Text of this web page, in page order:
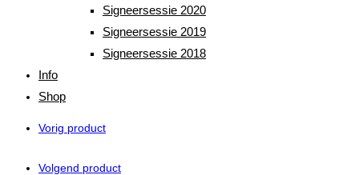
Signeersessie 2020
Signeersessie 2019
Signeersessie 2018
Info
Shop
Vorig product
Volgend product